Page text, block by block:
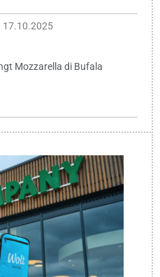
17.10.2025
Mozzarella di Bufala